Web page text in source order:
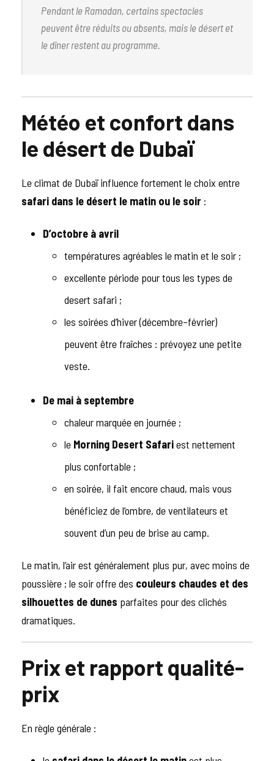
Pendant le Ramadan, certains spectacles
peuvent être réduits ou absents, mais le désert et
le dîner restent au programme.
Météo et confort dans
le désert de Dubaï
Le climat de Dubaï influence fortement le choix entre
safari dans le désert le matin ou le soir :
D’octobre à avril
températures agréables le matin et le soir ;
excellente période pour tous les types de
desert safari ;
les soirées d’hiver (décembre–février)
peuvent être fraîches : prévoyez une petite
veste.
De mai à septembre
chaleur marquée en journée ;
le Morning Desert Safariest nettement
plus confortable ;
en soirée, il fait encore chaud, mais vous
bénéficiez de l’ombre, de ventilateurs et
souvent d’un peu de brise au camp.
Le matin, l’air est généralement plus pur, avec moins de
poussière ; le soir offre des couleurs chaudes et des
silhouettes de dunes parfaites pour des clichés
dramatiques.
Prix et rapport qualité-
prix
En règle générale :